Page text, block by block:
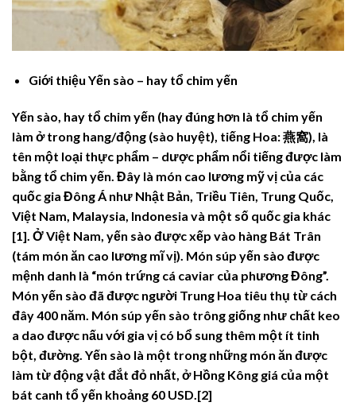
Giới thiệu Yến sào – hay tổ chim yến
Yến sào, hay tổ chim yến (hay đúng hơn là tổ chim yến
làm ở trong hang/động (sào huyệt), tiếng Hoa: 燕窩), là
tên một loại thực phẩm – dược phẩm nổi tiếng được làm
bằng tổ chim yến. Đây là món cao lương mỹ vị của các
quốc gia Đông Á như Nhật Bản, Triều Tiên, Trung Quốc,
Việt Nam, Malaysia, Indonesia và một số quốc gia khác
[1]. Ở Việt Nam, yến sào được xếp vào hàng Bát Trân
(tám món ăn cao lương mĩ vị). Món súp yến sào được
mệnh danh là “món trứng cá caviar của phương Đông”.
Món yến sào đã được người Trung Hoa tiêu thụ từ cách
đây 400 năm. Món súp yến sào trông giống như chất keo
a dao được nấu với gia vị có bổ sung thêm một ít tinh
bột, đường. Yến sào là một trong những món ăn được
làm từ động vật đắt đỏ nhất, ở Hồng Kông giá của một
bát canh tổ yến khoảng 60 USD.[2]